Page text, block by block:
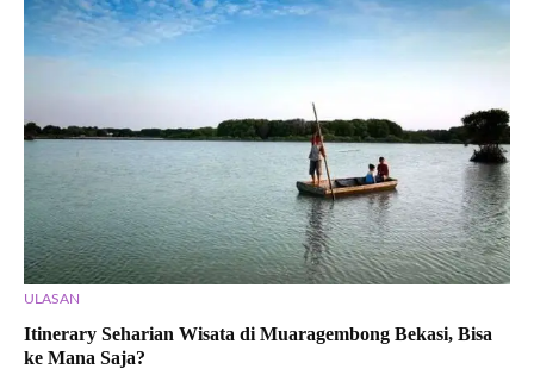
ULASAN
Itinerary Seharian Wisata di Muaragembong Bekasi, Bisa
ke Mana Saja?